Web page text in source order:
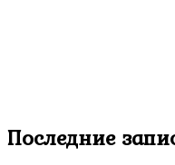
Последние